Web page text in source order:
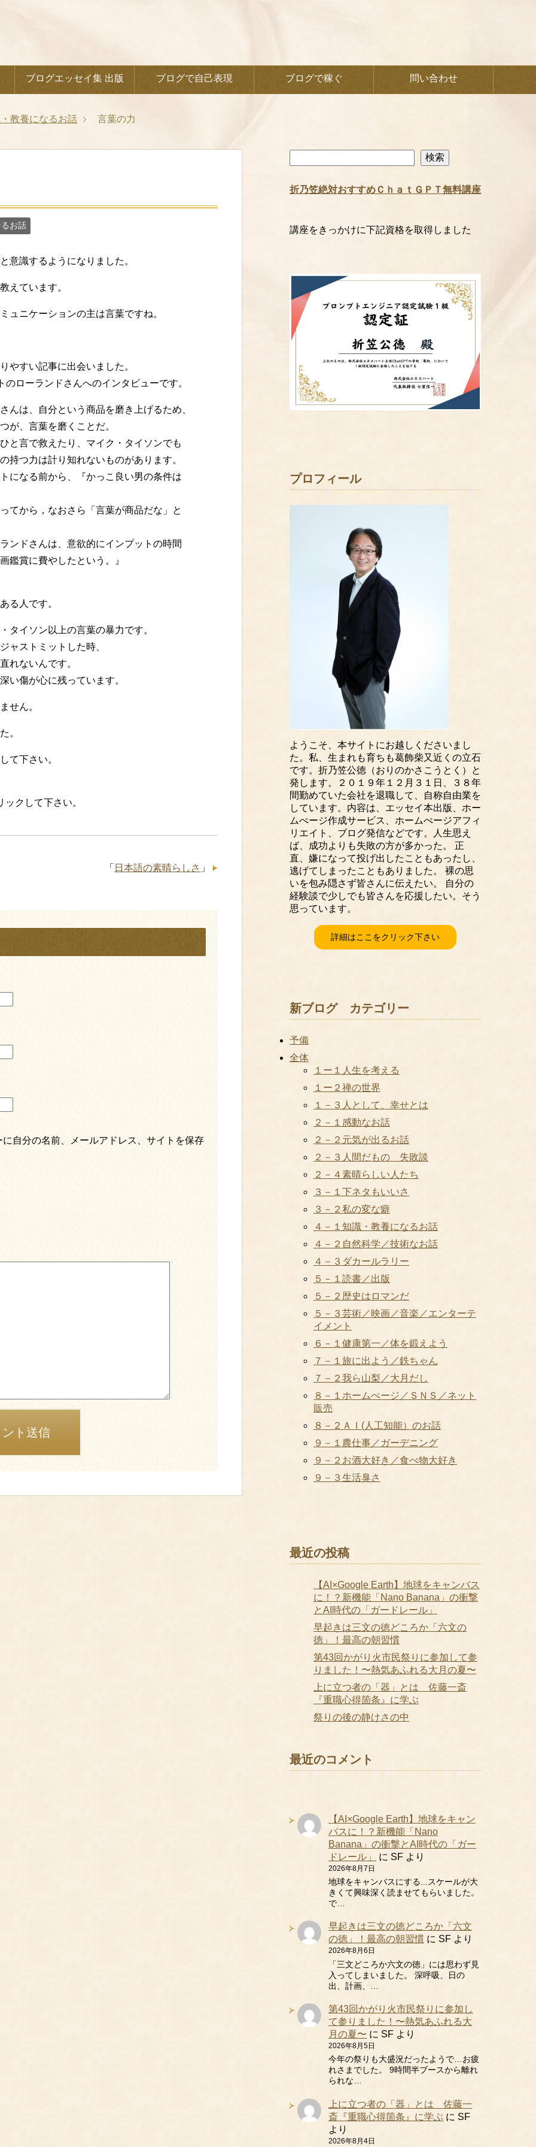
ブログエッセイ集 出版 ブログで自己表現 ブログで稼ぐ 問い合わせ
教養になるお話 言葉の力
お話
意識するようになりました。
えています。
ュニケーションの主は言葉ですね。
やすい記事に出会いました。
ローランドさんへのインタビューです。
んは、自分という商品を磨き上げるため、
が、言葉を磨くことだ。
と言で救えたり、マイク・タイソンでも
持つ力は計り知れないものがあります。
になる前から、『かっこ良い男の条件は
てから，なおさら「言葉が商品だな」と
ンドさんは、意欲的にインプットの時間
鑑賞に費やしたという。』
る人です。
タイソン以上の言葉の暴力です。
ャストミットした時、
れないんです。
い傷が心に残っています。
せん。
。
て下さい。
クして下さい。
「 日本語の素晴らしさ 」
自分の名前、メールアドレス、サイトを保存
ト送信
索
検索
折乃笠絶対おすすめＣｈａｔＧＰＴ無料講座
講座をきっかけに下記資格を取得しました
プロフィール
ようこそ、本サイトにお越しくださいまし
た。私、生まれも育ちも葛飾柴又近くの立石
です。折乃笠公徳（おりのかさこうとく）と
発します。２０１９年１２月３１日、３８年
間勤めていた会社を退職して、自称自由業を
しています。内容は、エッセイ本出版、ホー
ムぺージ作成サービス、ホームぺージアフィ
リエイト、ブログ発信などです。人生思え
ば、成功よりも失敗の方が多かった。 正
直、嫌になって投げ出したこともあったし、
逃げてしまったこともありました。 裸の思
いを包み隠さず皆さんに伝えたい。 自分の
経験談で少しでも皆さんを応援したい。そう
思っています。
詳細はここをクリック下さい
新ブログ カテゴリー
予備
全体
１ー１人生を考える
１ー２禅の世界
１－３人として、幸せとは
２－１感動なお話
２－２元気が出るお話
２－３人間だもの 失敗談
２－４素晴らしい人たち
３－１下ネタもいいさ
３－２私の変な癖
４－１知識・教養になるお話
４－２自然科学／技術なお話
４－３ダカールラリー
５－１読書／出版
５－２歴史はロマンだ
５－３芸術／映画／音楽／エンターテ
イメント
６－１健康第一／体を鍛えよう
７－１旅に出よう／鉄ちゃん
７－２我ら山梨／大月だし
８－１ホームぺージ／ＳＮＳ／ネット
販売
８－２ＡＩ(人工知能）のお話
９－１農仕事／ガーデニング
９－２お酒大好き／食べ物大好き
９－３生活臭さ
最近の投稿
【AI×Google Earth】地球をキャンバス
に！？新機能「Nano Banana」の衝撃
とAI時代の「ガードレール」
早起きは三文の徳どころか「六文の
徳」！最高の朝習慣
第43回かがり火市民祭りに参加して参
りました！〜熱気あふれる大月の夏〜
上に立つ者の「器」とは 佐藤一斎
『重職心得箇条』に学ぶ
祭りの後の静けさの中
最近のコメント
【AI×Google Earth】地球をキャン
バスに！？新機能「Nano
Banana」の衝撃とAI時代の「ガー
ドレール」
に SF より
2026年8月7日
地球をキャンバスにする...スケールが大
きくて興味深く読ませてもらいました。
で…
早起きは三文の徳どころか「六文
の徳」！最高の朝習慣 に SF より
2026年8月6日
「三文どころか六文の徳」には思わず見
入ってしまいました。 深呼吸、日の
出、計画、…
第43回かがり火市民祭りに参加し
て参りました！〜熱気あふれる大
月の夏〜 に SF より
2026年8月5日
今年の祭りも大盛況だったようで…お疲
れさまでした。 9時間半ブースから離れ
られな…
上に立つ者の「器」とは 佐藤一
斎『重職心得箇条』に学ぶ に SF
より
2026年8月4日